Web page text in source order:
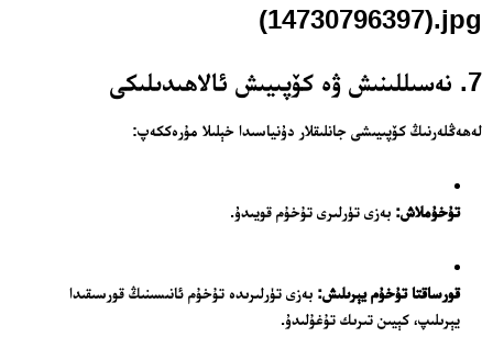
7. نەسىللىنىش ۋە كۆپىيىش ئالاھىدىلىكى
لەھەڭلەرنىڭ كۆپىيىشى جانلىقلار دۇنياسىدا خېلىلا مۇرەككەپ:
تۇخۇملاش: بەزى تۈرلىرى تۇخۇم قويىدۇ.
قورساقتا تۇخۇم يېرىلىش: بەزى تۈرلىرىدە تۇخۇم ئانىسىنىڭ قورسىقىدا
يېرىلىپ، كېيىن تىرىك تۇغۇلىدۇ.